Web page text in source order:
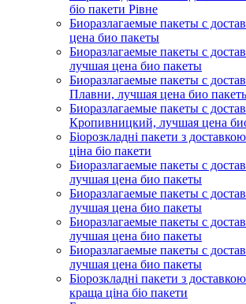
біо пакети Рівне
Биоразлагаемые пакеты с
цена био пакеты
Биоразлагаемые пакеты с
лучшая цена био пакеты
Биоразлагаемые пакеты с
Плавни, лучшая цена био
Биоразлагаемые пакеты с
Кропивницкий, лучшая цена
Біорозкладні пакети з
ціна біо пакети
Биоразлагаемые пакеты с
лучшая цена био пакеты
Биоразлагаемые пакеты с
лучшая цена био пакеты
Биоразлагаемые пакеты с
лучшая цена био пакеты
Биоразлагаемые пакеты с
лучшая цена био пакеты
Біорозкладні пакети з
краща ціна біо пакети